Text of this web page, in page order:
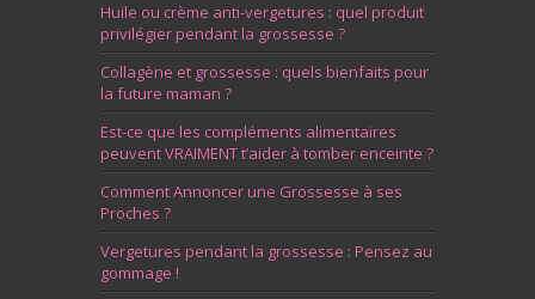
Huile ou crème anti-vergetures : quel produit
privilégier pendant la grossesse ?
Collagène et grossesse : quels bienfaits pour
la future maman ?
Est-ce que les compléments alimentaires
peuvent VRAIMENT t’aider à tomber enceinte ?
Comment Annoncer une Grossesse à ses
Proches ?
Vergetures pendant la grossesse : Pensez au
gommage !